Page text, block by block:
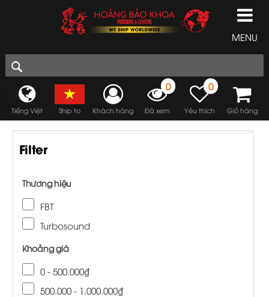
MENU
Tiếng Việt Ship to Khách hàng
0
Đã xem
0
Yêu thích Giỏ hàng
Filter
Thương hiệu
FBT
Turbosound
Khoảng giá
0 - 500.000₫
500.000 - 1.000.000₫